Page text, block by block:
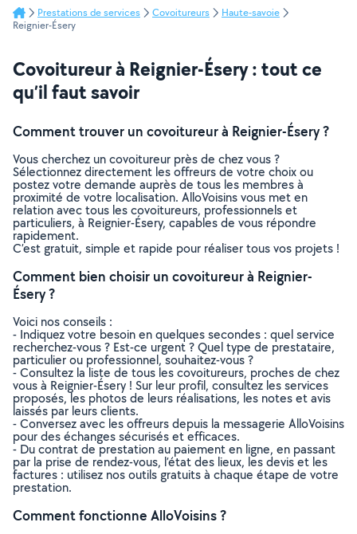
Prestations de services Covoitureurs
Haute-savoie
Reignier-Ésery
Covoitureur à Reignier-Ésery : tout ce
qu’il faut savoir
Comment trouver un covoitureur à Reignier-Ésery ?
Vous cherchez un covoitureur près de chez vous ?
Sélectionnez directement les offreurs de votre choix ou
postez votre demande auprès de tous les membres à
proximité de votre localisation. AlloVoisins vous met en
relation avec tous les covoitureurs, professionnels et
particuliers, à Reignier-Ésery, capables de vous répondre
rapidement.
C’est gratuit, simple et rapide pour réaliser tous vos projets !
Comment bien choisir un covoitureur à Reignier-
Ésery ?
Voici nos conseils :
- Indiquez votre besoin en quelques secondes : quel service
recherchez-vous ? Est-ce urgent ? Quel type de prestataire,
particulier ou professionnel, souhaitez-vous ?
- Consultez la liste de tous les covoitureurs, proches de chez
vous à Reignier-Ésery ! Sur leur profil, consultez les services
proposés, les photos de leurs réalisations, les notes et avis
laissés par leurs clients.
- Conversez avec les offreurs depuis la messagerie AlloVoisins
pour des échanges sécurisés et efficaces.
- Du contrat de prestation au paiement en ligne, en passant
par la prise de rendez-vous, l’état des lieux, les devis et les
factures : utilisez nos outils gratuits à chaque étape de votre
prestation.
Comment fonctionne AlloVoisins ?